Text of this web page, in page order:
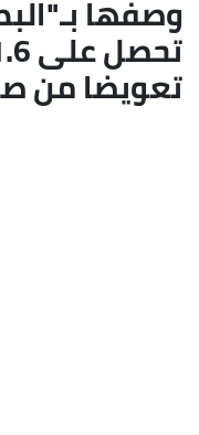
وصفها
تعويضا من